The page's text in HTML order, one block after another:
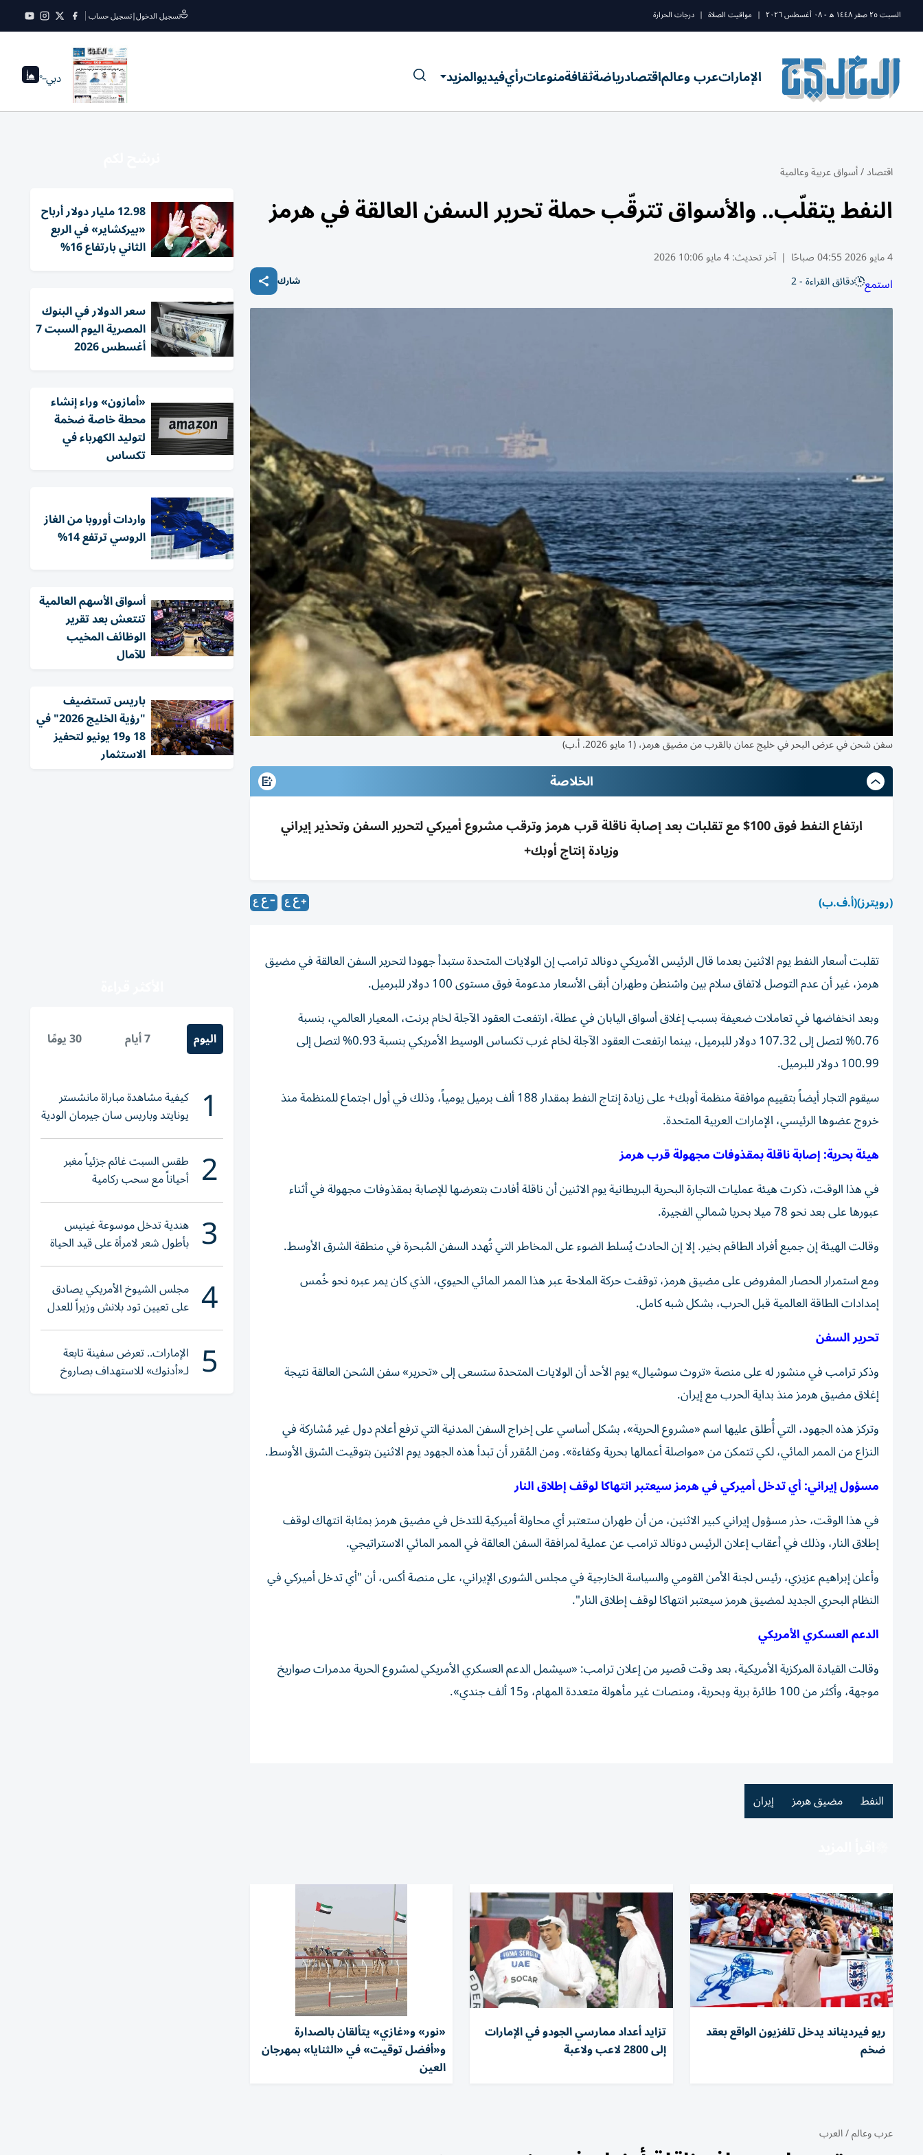
السبت ٢٥ صفر ١٤٤٨ ه - ٠٨ أغسطس ٢٠٢٦ | مواقيت الصلاة | درجات الحرارة تسجيل الدخول|تسجيل حساب
الإماراتعرب وعالماقتصادرياضةثقافةمنوعاترأيفيديوالمزيد دبي--°
اقتصاد/أسواق عربية وعالمية
النفط يتقلّب.. والأسواق تترقّب حملة تحرير السفن العالقة في هرمز
4 مايو 2026 04:55 صباحًا | آخر تحديث:4 مايو 10:06 2026
استمع دقائق القراءة - 2 شارك
سفن شحن في عرض البحر في خليج عمان بالقرب من مضيق هرمز، (1 مايو 2026. أ.ب)
الخلاصة
ارتفاع النفط فوق 100$ مع تقلبات بعد إصابة ناقلة قرب هرمز وترقب مشروع أميركي لتحرير السفن وتحذير إيراني
وزيادة إنتاج أوبك+
(رويترز)(أ.ف.ب)
تقلبت أسعار النفط يوم الاثنين بعدما قال الرئيس الأمريكي دونالد ترامب إن الولايات المتحدة ستبدأ جهودا ‌لتحرير السفن العالقة في مضيق
هرمز، غير أن ​عدم التوصل لاتفاق ⁠سلام بين واشنطن وطهران أبقى الأسعار ‌مدعومة فوق مستوى ‌100 دولار للبرميل.
وبعد انخفاضها في تعاملات ضعيفة بسبب إغلاق أسواق اليابان في عطلة، ارتفعت العقود الآجلة لخام برنت، المعيار العالمي، بنسبة
0.76% لتصل إلى 107.32 دولار للبرميل، بينما ارتفعت العقود الآجلة لخام غرب تكساس الوسيط الأمريكي بنسبة 0.93% لتصل إلى
100.99 دولار للبرميل.
سيقوم التجار أيضاً بتقييم موافقة منظمة أوبك+ على زيادة إنتاج النفط بمقدار 188 ألف برميل يومياً، وذلك في أول اجتماع للمنظمة منذ
خروج عضوها الرئيسي، الإمارات العربية المتحدة.
هيئة بحرية: إصابة ناقلة بمقذوفات مجهولة قرب هرمز
في هذا الوقت، ذكرت هيئة ​عمليات ⁠التجارة ‌البحرية البريطانية يوم ‌الاثنين أن ‌ناقلة أفادت ⁠بتعرضها للإصابة بمقذوفات مجهولة في أثناء
عبورها ​على بعد ‌نحو 78 ميلا ⁠بحريا شمالي الفجيرة.
وقالت ‌الهيئة ‌إن جميع أفراد ‌الطاقم ‌بخير. إلا إن الحادث يُسلط الضوء على المخاطر التي تُهدد السفن المُبحرة في منطقة الشرق الأوسط.
ومع استمرار الحصار المفروض على مضيق هرمز، توقفت حركة الملاحة عبر هذا الممر المائي الحيوي، الذي كان يمر عبره نحو خُمس
إمدادات الطاقة العالمية قبل الحرب، بشكل شبه كامل.
تحرير السفن
وذكر ترامب في منشور له على منصة «تروث سوشيال» يوم الأحد أن الولايات المتحدة ستسعى إلى «تحرير» سفن الشحن العالقة نتيجة
إغلاق مضيق هرمز منذ بداية الحرب مع إيران.
وتركز هذه الجهود، التي أُطلق عليها اسم «مشروع الحرية»، بشكل أساسي على إخراج السفن المدنية التي ترفع أعلام دول غير مُشاركة في
النزاع من الممر المائي، لكي تتمكن من «مواصلة أعمالها بحرية وكفاءة». ومن المُقرر أن تبدأ هذه الجهود يوم الاثنين بتوقيت الشرق الأوسط.
مسؤول إيراني: أي تدخل أميركي في هرمز سيعتبر انتهاكا لوقف إطلاق النار
في هذا الوقت، حذر مسؤول إيراني كبير الاثنين، من أن طهران ستعتبر أي محاولة أميركية للتدخل في مضيق هرمز بمثابة انتهاك لوقف
إطلاق النار، وذلك في أعقاب إعلان الرئيس دونالد ترامب عن عملية لمرافقة السفن العالقة في الممر المائي الاستراتيجي.
وأعلن إبراهيم عزيزي، رئيس لجنة الأمن القومي والسياسة الخارجية في مجلس الشورى الإيراني، على منصة أكس، أن "أي تدخل أميركي في
النظام البحري الجديد لمضيق هرمز سيعتبر انتهاكا لوقف إطلاق النار".
الدعم العسكري الأمريكي
وقالت القيادة المركزية الأمريكية، بعد وقت قصير من إعلان ترامب: «سيشمل الدعم العسكري الأمريكي لمشروع الحرية مدمرات صواريخ
موجهة، وأكثر من 100 طائرة برية وبحرية، ومنصات غير مأهولة متعددة المهام، و15 ألف جندي».
النفط مضيق هرمز إيران
ريو فيرديناند يدخل تلفزيون الواقع بعقد
ضخم
تزايد أعداد ممارسي الجودو في الإمارات
إلى 2800 لاعب ولاعبة
«نور» و«غازي» يتألقان بالصدارة
و«أفضل توقيت» في «الثنايا» بمهرجان
العين
عرب وعالم/العرب
12.98 مليار دولار أرباح
«بيركشاير» في الربع
الثاني بارتفاع 16%
سعر الدولار في البنوك
المصرية اليوم السبت 7
أغسطس 2026
«أمازون» وراء إنشاء
محطة خاصة ضخمة
لتوليد الكهرباء في
تكساس
واردات أوروبا من الغاز
الروسي ترتفع 14%
أسواق الأسهم العالمية
تنتعش بعد تقرير
الوظائف المخيب
للآمال
باريس تستضيف
"رؤية الخليج 2026" في
18 و19 يونيو لتحفيز
الاستثمار
اليوم 7 أيام 30 يومًا
1 كيفية مشاهدة مباراة مانشستر
يونايتد وباريس سان جيرمان الودية
والقنوات الناقلة
2 طقس السبت غائم جزئياً مغبر
أحياناً مع سحب ركامية
3 هندية تدخل موسوعة غينيس
بأطول شعر لامرأة على قيد الحياة
4 مجلس الشيوخ الأمريكي يصادق
على تعيين تود بلانش وزيراً للعدل
5 الإمارات.. تعرض سفينة تابعة
لـ«أدنوك» للاستهداف بصاروخ